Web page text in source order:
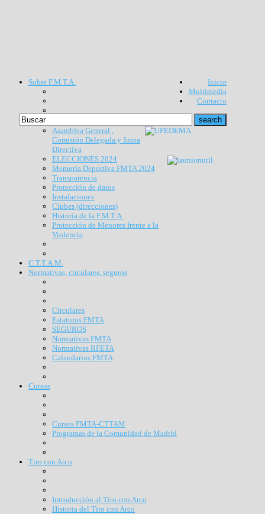
Inicio
Multimedia
Contacto
Sobre F.M.T.A.
Asamblea General ,
Comisión Delegada y Junta
Directiva
ELECCIONES 2024
Memoria Deportiva FMTA 2024
Transparencia
Protección de datos
Instalaciones
Clubes (direcciones)
Historia de la F.M.T.A.
Protección de Menores frente a la
Violencia
C.T.T.A.M.
Normativas, circulares, seguros
Circulares
Estatutos FMTA
SEGUROS
Normativas FMTA
Normativas RFETA
Calendarios FMTA
Cursos
Cursos FMTA-CTTAM
Programas de la Comunidad de Madrid
Tiro con Arco
Introducción al Tiro con Arco
Historia del Tiro con Arco